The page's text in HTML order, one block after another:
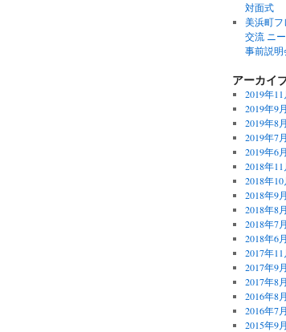
対面式
美浜町
交流 ニ
事前説
アーカイ
2019年11
2019年9月
2019年8月
2019年7月
2019年6月
2018年11
2018年10
2018年9月
2018年8月
2018年7月
2018年6月
2017年11
2017年9月
2017年8月
2016年8月
2016年7月
2015年9月